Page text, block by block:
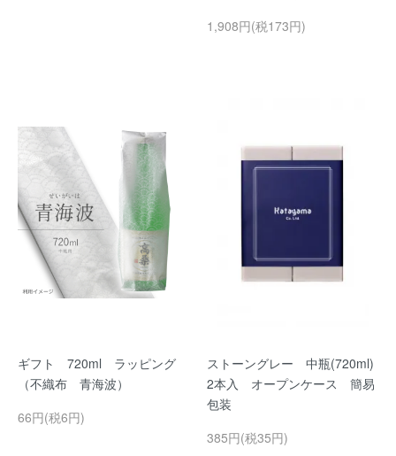
1,908円(税173円)
ギフト 720ml ラッピング
（不織布 青海波）
66円(税6円)
ストーングレー 中瓶(720ml)
2本入 オープンケース 簡易
包装
385円(税35円)